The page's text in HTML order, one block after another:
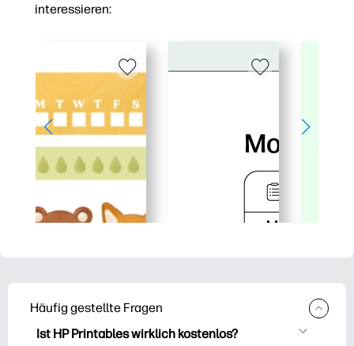
interessieren:
Häufig gestellte Fragen
Ist HP Printables wirklich kostenlos?